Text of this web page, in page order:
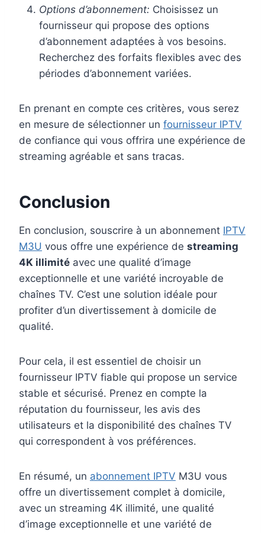
Options d’abonnement: Choisissez un
fournisseur qui propose des options
d’abonnement adaptées à vos besoins.
Recherchez des forfaits flexibles avec des
périodes d’abonnement variées.
En prenant en compte ces critères, vous serez
en mesure de sélectionner un fournisseur IPTV
de confiance qui vous offrira une expérience de
streaming agréable et sans tracas.
Conclusion
En conclusion, souscrire à un abonnement IPTV
M3U vous offre une expérience de streaming
4K illimité avec une qualité d’image
exceptionnelle et une variété incroyable de
chaînes TV. C’est une solution idéale pour
profiter d’un divertissement à domicile de
qualité.
Pour cela, il est essentiel de choisir un
fournisseur IPTV fiable qui propose un service
stable et sécurisé. Prenez en compte la
réputation du fournisseur, les avis des
utilisateurs et la disponibilité des chaînes TV
qui correspondent à vos préférences.
En résumé, un abonnement IPTV M3U vous
offre un divertissement complet à domicile,
avec un streaming 4K illimité, une qualité
d’image exceptionnelle et une variété de